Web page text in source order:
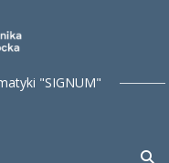
Politechnika
"SIGNUM"